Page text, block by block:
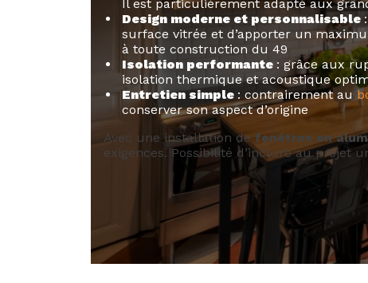
Il est particulièrement adapté aux
Design moderne et personnalisable
surface vitrée et d’apporter un
à toute construction du 49
Isolation performante : grâce aux
isolation thermique et acoustique
Entretien simple : contrairement au
conserver son aspect d’origine
Avec une installation de fenêtres en
exigences. Possibilité d’inclure au projet